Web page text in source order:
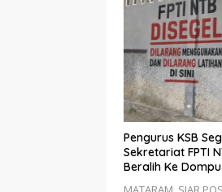
Pengurus KSB
Sekretariat FPTI
Beralih Ke Dompu